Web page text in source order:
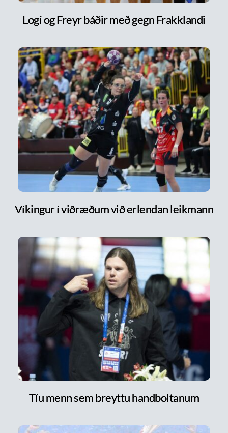
Logi og Freyr báðir með gegn Frakklandi
Víkingur í viðræðum við erlendan leikmann
Tíu menn sem breyttu handboltanum